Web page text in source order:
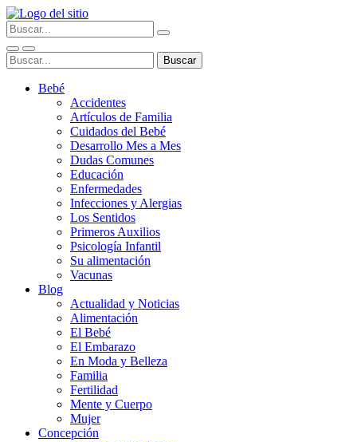
Bebé
Accidentes
Artículos de Familia
Cuidados del Bebé
Desarrollo Mes a Mes
Dudas Comunes
Educación
Enfermedades
Infecciones y Alergias
Los Sentidos
Primeros Auxilios
Psicología Infantil
Su alimentación
Vacunas
Blog
Actualidad y Noticias
Alimentación
El Bebé
El Embarazo
En Moda y Belleza
Familia
Fertilidad
Mente y Cuerpo
Mujer
Concepción